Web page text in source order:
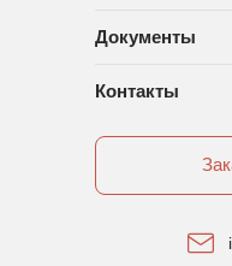
Документы
Контакты